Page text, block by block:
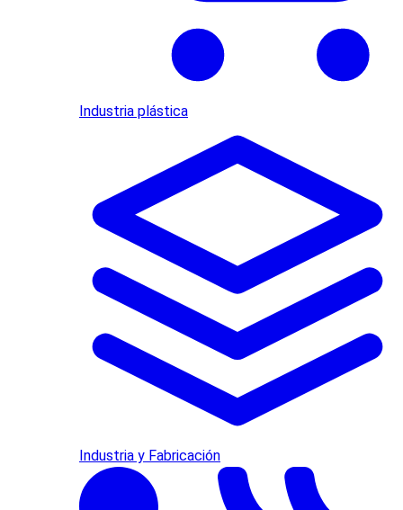
Industria plástica
Industria y Fabricación